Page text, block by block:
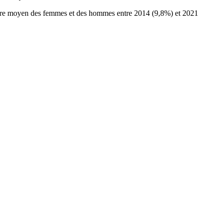
moyen des femmes et des hommes entre 2014 (9,8%) et 2021